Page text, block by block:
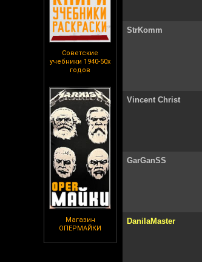
Советские
учебники 1940-50х
годов
Магазин
ОПЕРМАЙКИ
StrKomm
Vincent Christ
GarGanSS
DanilaMaster